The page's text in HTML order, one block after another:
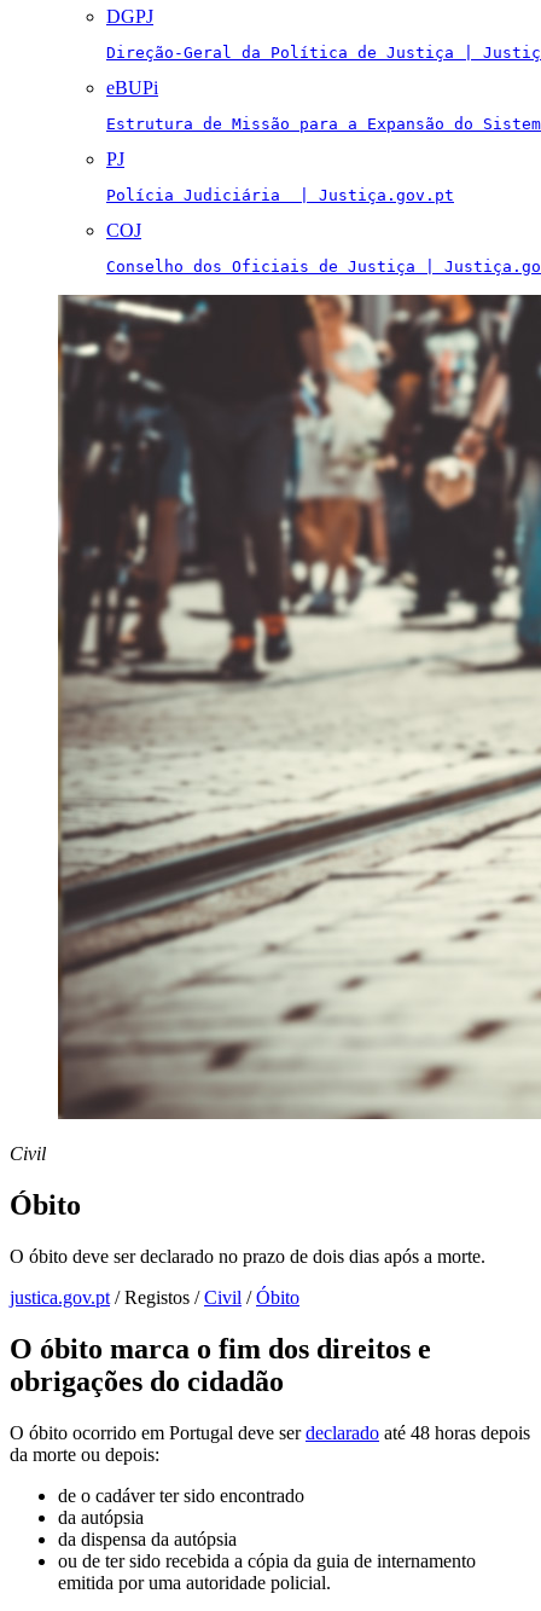
DGPJ
Direção-Geral da Política de Justiça |
eBUPi
Estrutura de Missão para a Expansão do
PJ
Polícia Judiciária  | Justiça.gov.pt
COJ
Conselho dos Oficiais de Justiça |
Civil
Óbito
O óbito deve ser declarado no prazo de dois dias após a morte.
justica.gov.pt /Registos /Civil /Óbito
O óbito marca o fim dos direitos e
obrigações do cidadão
O óbito ocorrido em Portugal deve serdeclarado até 48 horas depois
da morte ou depois:
de o cadáver ter sido encontrado
da autópsia
da dispensa da autópsia
ou de ter sido recebida a cópia da guia de internamento
emitida por uma autoridade policial.